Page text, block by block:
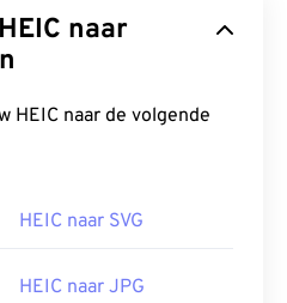
HEIC naar SVG
HEIC naar JPG